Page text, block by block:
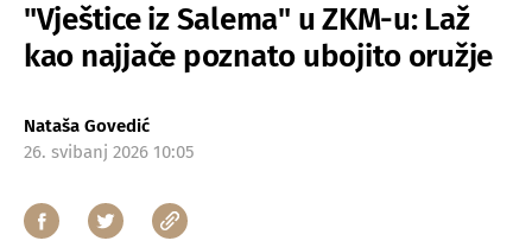
"Vještice iz Salema" u ZKM-u: Laž
kao najjače poznato ubojito oružje
Nataša Govedić
26. svibanj 2026 10:05